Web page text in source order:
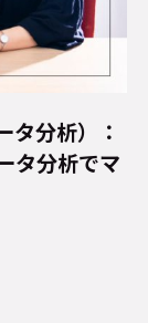
タ分析）：
タ分析でマ